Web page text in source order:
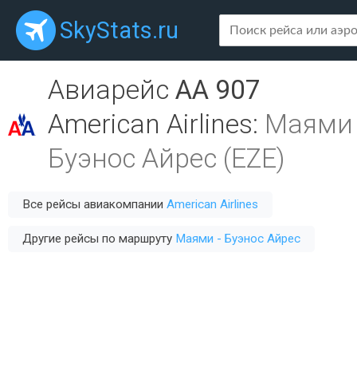
SkyStats.ru
Авиарейс AA 907
American Airlines: Маями
Буэнос Айрес (EZE)
Все рейсы авиакомпании American Airlines
Другие рейсы по маршруту Маями - Буэнос Айрес